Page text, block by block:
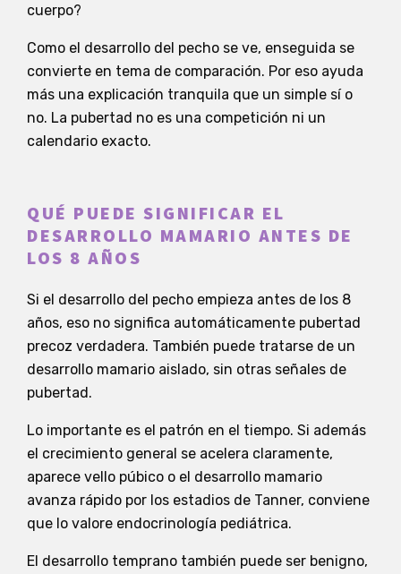
cuerpo?
Como el desarrollo del pecho se ve, enseguida se
convierte en tema de comparación. Por eso ayuda
más una explicación tranquila que un simple sí o
no. La pubertad no es una competición ni un
calendario exacto.
QUÉ PUEDE SIGNIFICAR EL
DESARROLLO MAMARIO ANTES DE
LOS 8 AÑOS
Si el desarrollo del pecho empieza antes de los 8
años, eso no significa automáticamente pubertad
precoz verdadera. También puede tratarse de un
desarrollo mamario aislado, sin otras señales de
pubertad.
Lo importante es el patrón en el tiempo. Si además
el crecimiento general se acelera claramente,
aparece vello púbico o el desarrollo mamario
avanza rápido por los estadios de Tanner, conviene
que lo valore endocrinología pediátrica.
El desarrollo temprano también puede ser benigno,